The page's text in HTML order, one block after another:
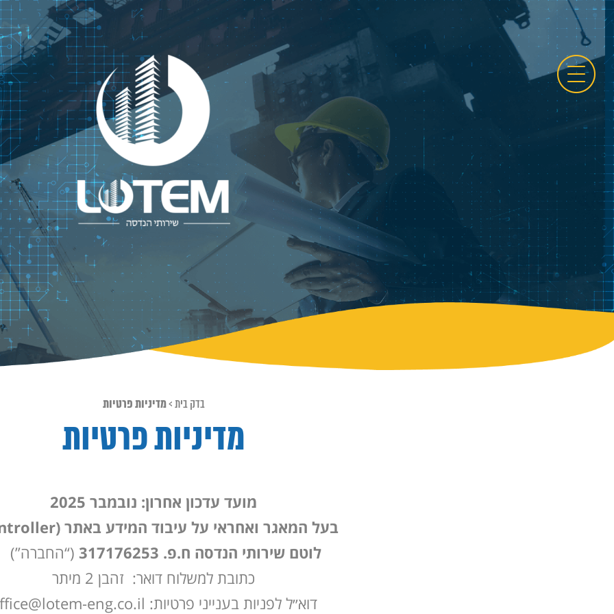
בדק בית
אודות
שירותי החברה
מידע על החברה
תמונות מהשטח
מאמרים
בדק בית >מדיניות פרטיות
מדיניות פרטיות
מועד עדכון אחרון: נובמבר 2025
בעל המאגר ואחראי על עיבוד המידע באתר (Controller):
לוטם שירותי הנדסה ח.פ. 317176253
כתובת למשלוח דואר: זהבן 2 מיתר
דוא״ל לפניות בענייני פרטיות: office@lotem-eng.co.il